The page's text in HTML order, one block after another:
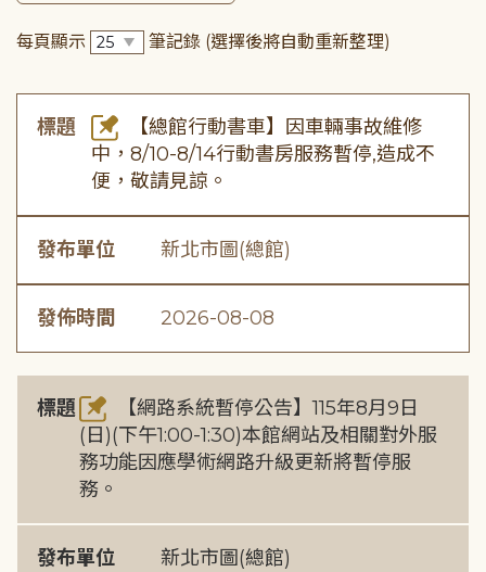
每頁顯示 筆記錄 (選擇後將自動重新整理)
標題
【總館行動書車】因車輛事故維修
中，8/10-8/14行動書房服務暫停,造成不
便，敬請見諒。
發布單位 新北市圖(總館)
發佈時間 2026-08-08
標題
【網路系統暫停公告】115年8月9日
(日)(下午1:00-1:30)本館網站及相關對外服
務功能因應學術網路升級更新將暫停服
務。
發布單位 新北市圖(總館)